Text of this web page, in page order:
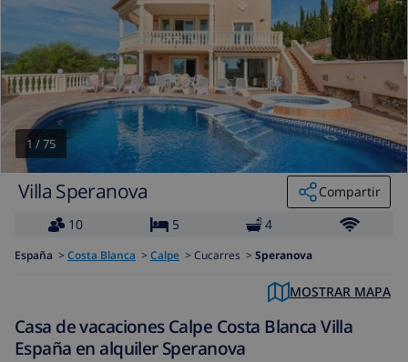
1 /75
Villa Speranova
Compartir
10
5 4
España > Costa Blanca > Calpe > Cucarres > Speranova
MOSTRAR MAPA
Casa de vacaciones Calpe Costa Blanca Villa
España en alquiler Speranova